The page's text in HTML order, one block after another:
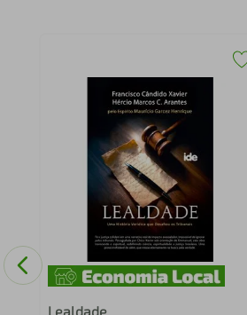
Lealdade